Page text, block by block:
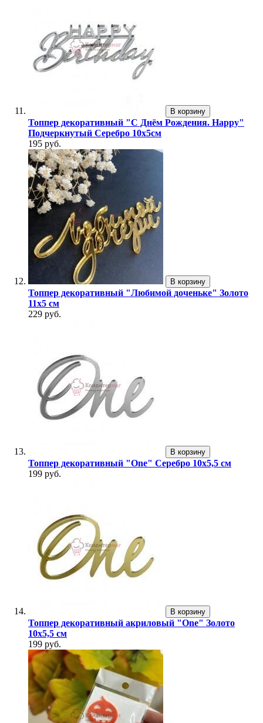
В корзину
Топпер декоративный "С Днём Рождения. Happy"
Подчеркнутый Серебро 10х5см
195 руб.
В корзину
Топпер декоративный "Любимой доченьке" Золото
11х5 см
229 руб.
В корзину
Топпер декоративный "One" Серебро 10х5,5 см
199 руб.
В корзину
Топпер декоративный акриловый "One" Золото
10х5,5 см
199 руб.